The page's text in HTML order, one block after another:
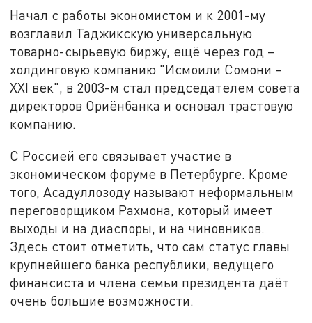
Начал с работы экономистом и к 2001-му
возглавил Таджикскую универсальную
товарно-сырьевую биржу, ещё через год –
холдинговую компанию "Исмоили Сомони –
XXI век", в 2003-м стал председателем совета
директоров Ориёнбанка и основал трастовую
компанию.
С Россией его связывает участие в
экономическом форуме в Петербурге. Кроме
того, Асадуллозоду называют неформальным
переговорщиком Рахмона, который имеет
выходы и на диаспоры, и на чиновников.
Здесь стоит отметить, что сам статус главы
крупнейшего банка республики, ведущего
финансиста и члена семьи президента даёт
очень большие возможности.